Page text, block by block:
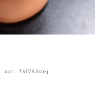
арт. 751753bej